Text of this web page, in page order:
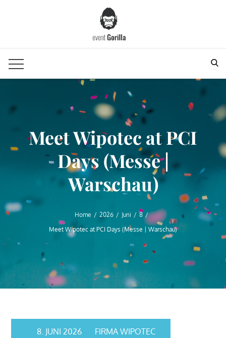
Meet Wipotec at PCI
Days (Messe |
Warschau)
Home 2026 Juni
8
Meet Wipotec at PCI Days (Messe | Warschau)
8. JUNI 2026 FIRMA WIPOTEC